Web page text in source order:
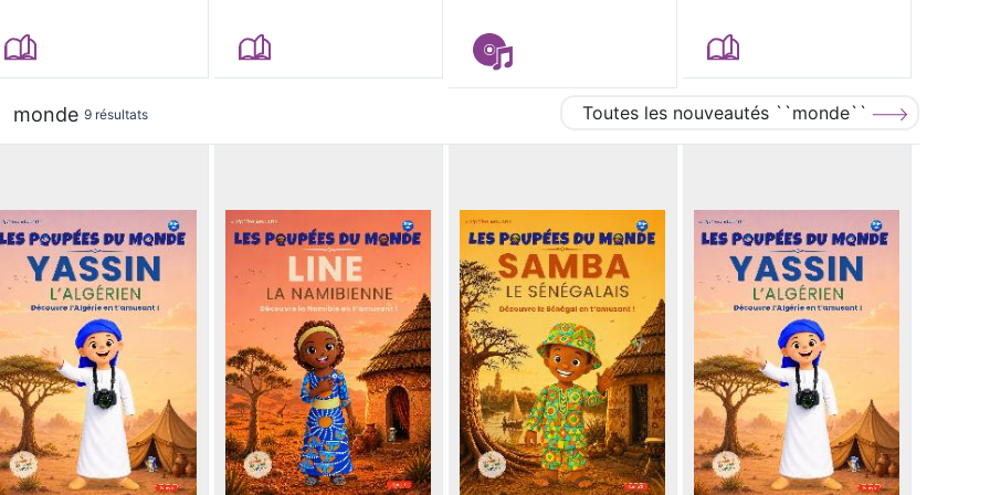
monde 9 résultats Toutes les nouveautés ``monde``